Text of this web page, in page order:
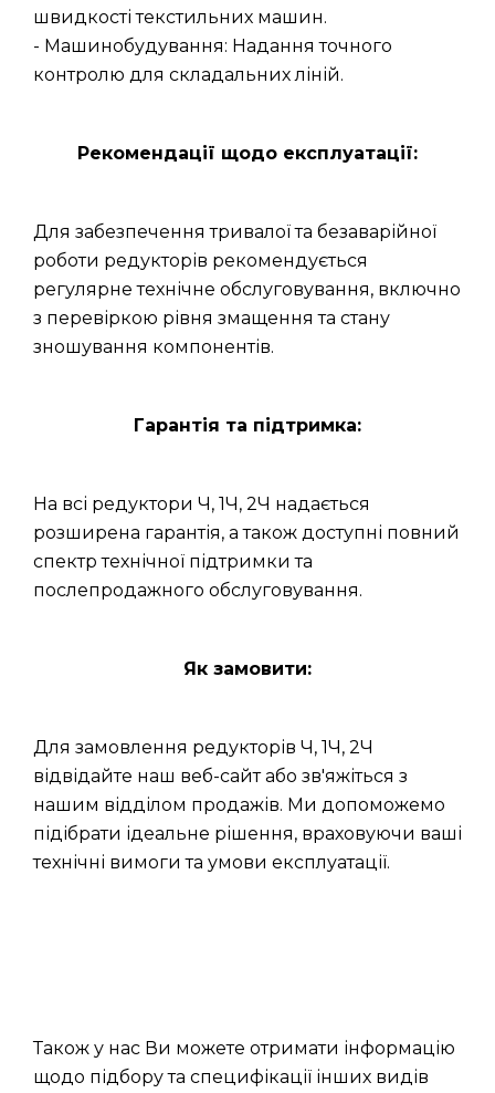
швидкості текстильних машин.
- Машинобудування: Надання точного
контролю для складальних ліній.
Рекомендації щодо експлуатації:
Для забезпечення тривалої та безаварійної
роботи редукторів рекомендується
регулярне технічне обслуговування, включно
з перевіркою рівня змащення та стану
зношування компонентів.
Гарантія та підтримка:
На всі редуктори Ч, 1Ч, 2Ч надається
розширена гарантія, а також доступні повний
спектр технічної підтримки та
послепродажного обслуговування.
Як замовити:
Для замовлення редукторів Ч, 1Ч, 2Ч
відвідайте наш веб-сайт або зв'яжіться з
нашим відділом продажів. Ми допоможемо
підібрати ідеальне рішення, враховуючи ваші
технічні вимоги та умови експлуатації.
Також у нас Ви можете отримати інформацію
щодо підбору та специфікації інших видів